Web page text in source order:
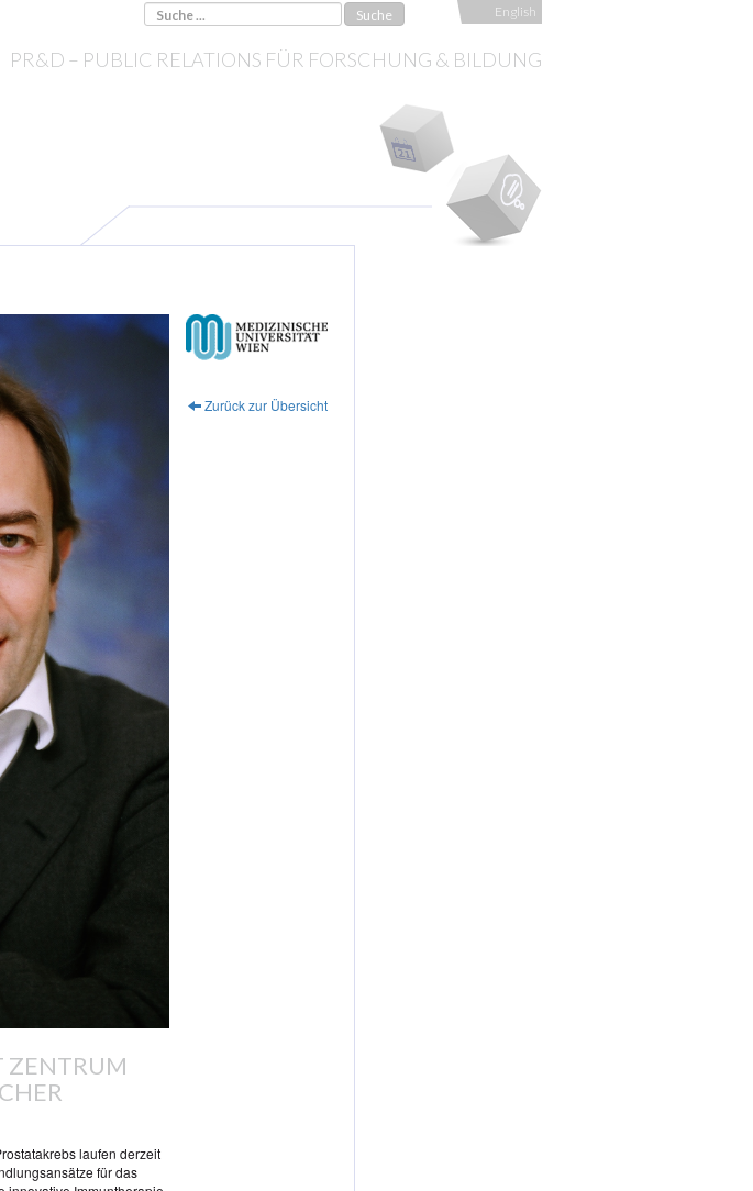
English
PR&D – PUBLIC RELATIONS FÜR FORSCHUNG & BILDUNG
ZENTRUM
laufen derzeit
für das
Zurück zur Übersicht